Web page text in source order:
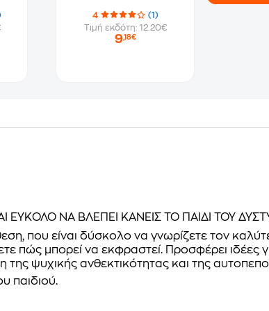
4
(1)
Τιμή εκδότη: 12.20€
9,18€
ΕΥΚΟΛΟ ΝΑ ΒΛΕΠΕΙ ΚΑΝΕΙΣ ΤΟ ΠΑΙΔΙ ΤΟΥ
που είναι δύσκολο να γνωρίζετε τον
πώς µπορεί να εκφραστεί. Προσφέρει
ψυχικής ανθεκτικότητας και της
παιδιού.